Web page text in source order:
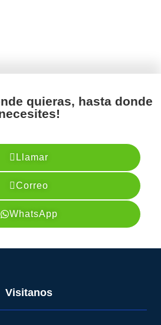
quieras, hasta donde
Llamar
Correo
WhatsApp
Visitanos